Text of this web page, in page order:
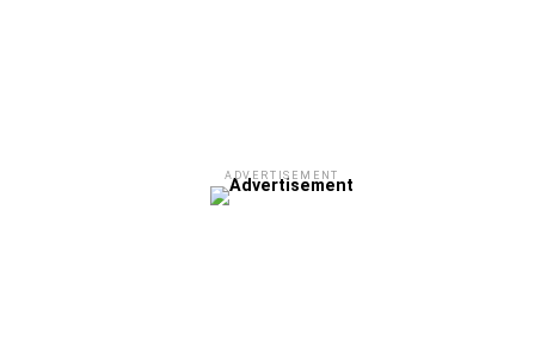
ADVERTISEMENT